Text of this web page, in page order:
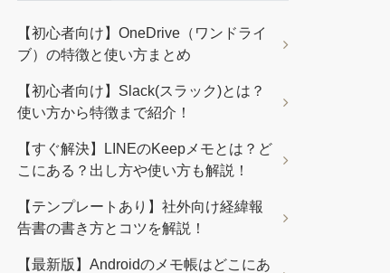
【初心者向け】OneDrive（ワンドライ
ブ）の特徴と使い方まとめ
【初心者向け】Slack(スラック)とは？
使い方から特徴まで紹介！
【すぐ解決】LINEのKeepメモとは？ど
こにある？出し方や使い方も解説！
【テンプレートあり】社外向け経緯報
告書の書き方とコツを解説！
【最新版】Androidのメモ帳はどこにあ